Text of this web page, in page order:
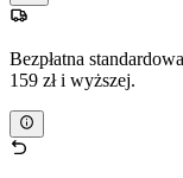
Bezpłatna
159 zł i wyższej.